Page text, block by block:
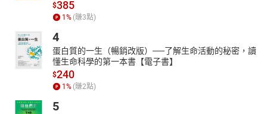
$385
1% (賺3點)
4
蛋白質的一生（暢銷改版）──了解生命活動的秘密，讀
懂生命科學的第一本書【電子書】
$240
1% (賺2點)
5